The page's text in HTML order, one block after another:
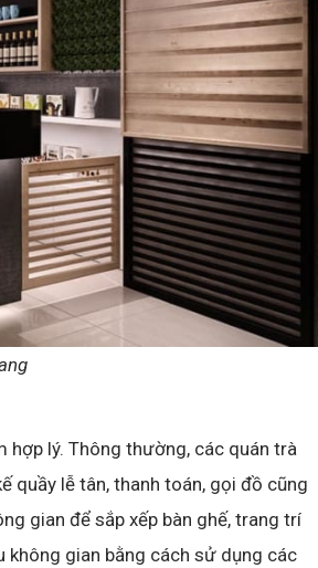
hợp lý. Thông thường, các quán trà
quầy lễ tân, thanh toán, gọi đồ cũng
gian để sắp xếp bàn ghế, trang trí
không gian bằng cách sử dụng các